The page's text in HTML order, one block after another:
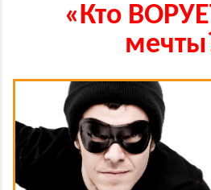
«Кто